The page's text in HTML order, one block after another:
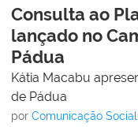
Consulta ao
lançado no
Pádua
Kátia Macabu
de Pádua
por Comunicação